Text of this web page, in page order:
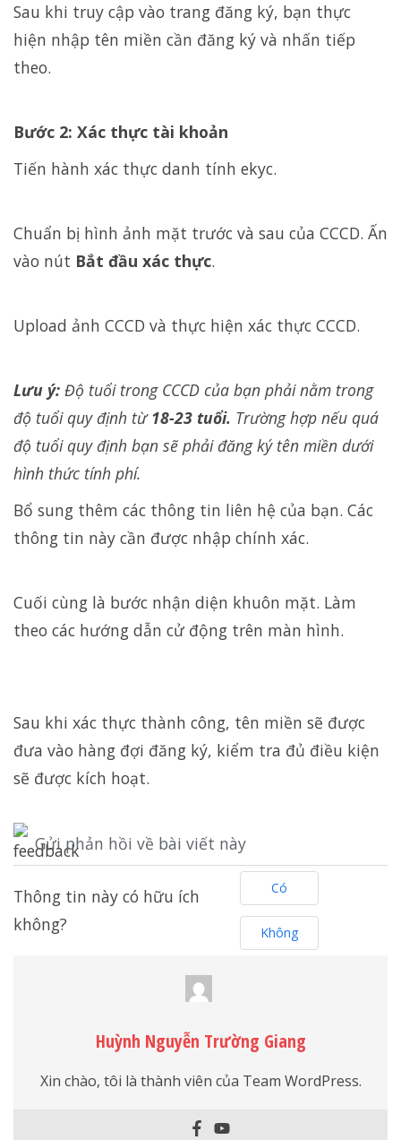
Sau khi truy cập vào trang đăng ký, bạn thực
hiện nhập tên miền cần đăng ký và nhấn tiếp
theo.
Bước 2: Xác thực tài khoản
Tiến hành xác thực danh tính ekyc.
Chuẩn bị hình ảnh mặt trước và sau của CCCD. Ấn
vào nút Bắt đầu xác thực.
Upload ảnh CCCD và thực hiện xác thực CCCD.
Lưu ý: Độ tuổi trong CCCD của bạn phải nằm trong
độ tuổi quy định từ18-23 tuổi. Trường hợp nếu quá
độ tuổi quy định bạn sẽ phải đăng ký tên miền dưới
hình thức tính phí.
Bổ sung thêm các thông tin liên hệ của bạn. Các
thông tin này cần được nhập chính xác.
Cuối cùng là bước nhận diện khuôn mặt. Làm
theo các hướng dẫn cử động trên màn hình.
Sau khi xác thực thành công, tên miền sẽ được
đưa vào hàng đợi đăng ký, kiểm tra đủ điều kiện
sẽ được kích hoạt.
Gửi phản hồi về bài viết này
Thông tin này có hữu ích
không?
Có
Không
Huỳnh Nguyễn Trường Giang
Xin chào, tôi là thành viên của Team WordPress.